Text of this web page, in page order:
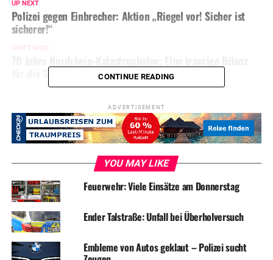
UP NEXT
Polizei gegen Einbrecher: Aktion „Riegel vor! Sicher ist
sicherer!“
DON'T MISS
für die SPD
CONTINUE READING
ADVERTISEMENT
YOU MAY LIKE
Feuerwehr: Viele Einsätze am Donnerstag
Ender Talstraße: Unfall bei Überholversuch
Embleme von Autos geklaut – Polizei sucht